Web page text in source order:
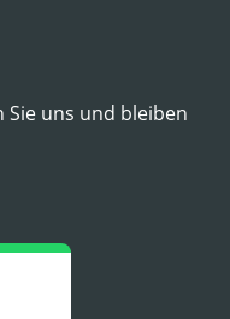
uns und bleiben